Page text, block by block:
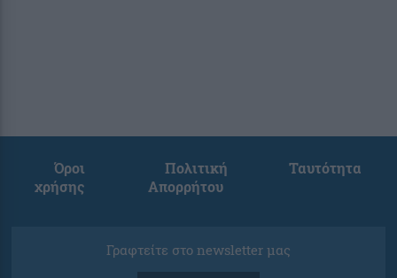
Όροι
χρήσης
Πολιτική
Απορρήτου
Ταυτότητα
Γραφτείτε στο newsletter μας